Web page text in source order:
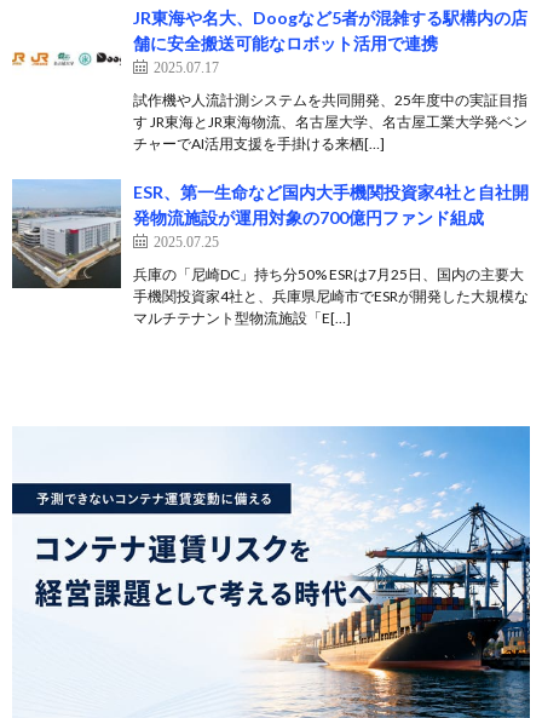
JR東海や名大、Doogなど5者が混雑する駅構内の店
舗に安全搬送可能なロボット活用で連携
2025.07.17
試作機や人流計測システムを共同開発、25年度中の実証目指
す JR東海とJR東海物流、名古屋大学、名古屋工業大学発ベン
チャーでAI活用支援を手掛ける来栖[…]
ESR、第一生命など国内大手機関投資家4社と自社開
発物流施設が運用対象の700億円ファンド組成
2025.07.25
兵庫の「尼崎DC」持ち分50% ESRは7月25日、国内の主要大
手機関投資家4社と、兵庫県尼崎市でESRが開発した大規模な
マルチテナント型物流施設「E[…]